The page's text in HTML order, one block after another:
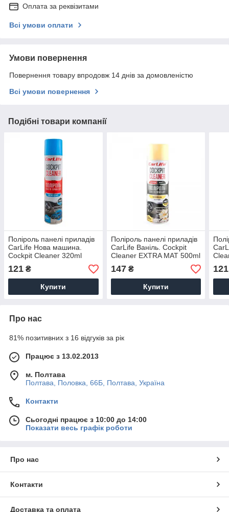
Оплата за реквізитами
Всі умови оплати
Умови повернення
Повернення товару впродовж 14 днів за домовленістю
Всі умови повернення
Подібні товари компанії
Поліроль панелі приладів
CarLife Нова машина.
Cockpit Cleaner 320ml
(24шт/ящ)
121 ₴
Купити
Поліроль панелі приладів
CarLife Ваніль. Cockpit
Cleaner EXTRA MAT 500ml
(24шт/ящ)
147₴
Купити
121
Про нас
81% позитивних з 16 відгуків за рік
Працює з 13.02.2013
м. Полтава
Полтава, Половка, 66Б, Полтава, Україна
Контакти
Сьогодні працює з 10:00 до 14:00
Показати весь графік роботи
Про нас
Контакти
Доставка та оплата